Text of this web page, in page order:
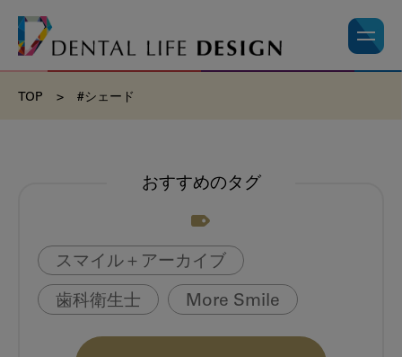
TOP > #シェード
おすすめのタグ
スマイル＋アーカイブ
歯科衛生士 More Smile
お悩み相談室 動画 書籍